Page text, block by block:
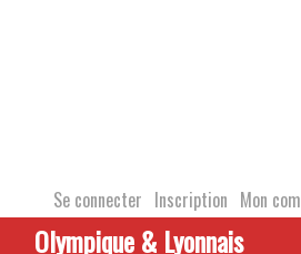
Se connecter Inscription Mon
Olympique & Lyonnais